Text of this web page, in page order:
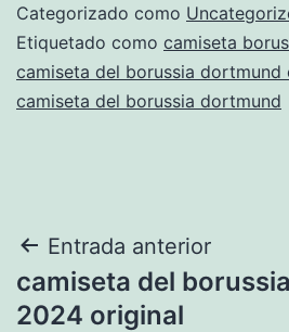
Categorizado como
Etiquetado como camiseta
camiseta del borussia dortmund
camiseta del borussia dortmund
Navegación
de
Entrada anterior
camiseta del
2024 original